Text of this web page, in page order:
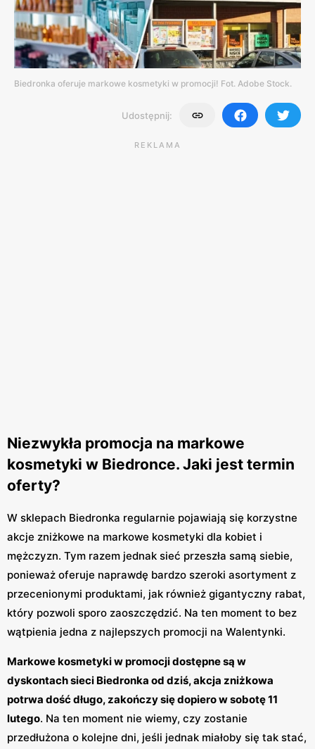
Biedronka oferuje markowe kosmetyki w promocji! Fot. Adobe Stock.
Udostępnij:
REKLAMA
Niezwykła promocja na markowe
kosmetyki w Biedronce. Jaki jest termin
oferty?
W sklepach Biedronka regularnie pojawiają się korzystne
akcje zniżkowe na markowe kosmetyki dla kobiet i
mężczyzn. Tym razem jednak sieć przeszła samą siebie,
ponieważ oferuje naprawdę bardzo szeroki asortyment z
przecenionymi produktami, jak również gigantyczny rabat,
który pozwoli sporo zaoszczędzić. Na ten moment to bez
wątpienia jedna z najlepszych promocji na Walentynki.
Markowe kosmetyki w promocji dostępne są w
dyskontach sieci Biedronka od dziś, akcja zniżkowa
potrwa dość długo, zakończy się dopiero w sobotę 11
lutego. Na ten moment nie wiemy, czy zostanie
przedłużona o kolejne dni, jeśli jednak miałoby się tak stać,